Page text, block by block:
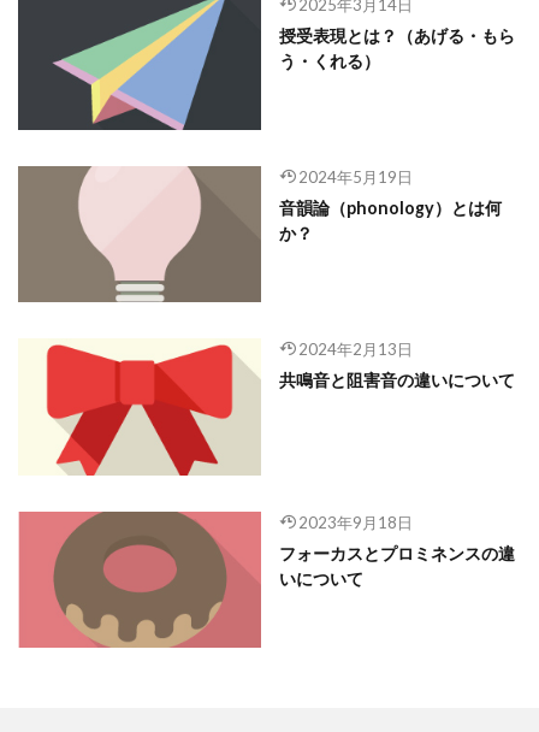
2025年3月14日
授受表現とは？（あげる・もら
う・くれる）
2024年5月19日
音韻論（phonology）とは何
か？
2024年2月13日
共鳴音と阻害音の違いについて
2023年9月18日
フォーカスとプロミネンスの違
いについて